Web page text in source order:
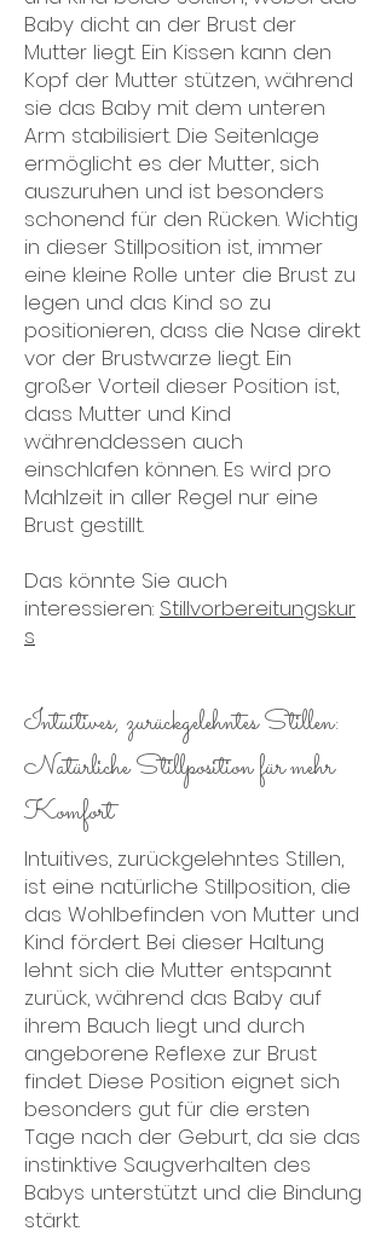
Baby dicht an der Brust der
Mutter liegt. Ein Kissen kann den
Kopf der Mutter stützen, während
sie das Baby mit dem unteren
Arm stabilisiert. Die Seitenlage
ermöglicht es der Mutter, sich
auszuruhen und ist besonders
schonend für den Rücken. Wichtig
in dieser Stillposition ist, immer
eine kleine Rolle unter die Brust zu
legen und das Kind so zu
positionieren, dass die Nase direkt
vor der Brustwarze liegt. Ein
großer Vorteil dieser Position ist,
dass Mutter und Kind
währenddessen auch
einschlafen können. Es wird pro
Mahlzeit in aller Regel nur eine
Brust gestillt.
Das könnte Sie auch
interessieren: Stillvorbereitungskur
s
Intuitives, zurückgelehntes Stillen:
Natürliche Stillposition für mehr
Komfort
Intuitives, zurückgelehntes Stillen,
ist eine natürliche Stillposition, die
das Wohlbefinden von Mutter und
Kind fördert. Bei dieser Haltung
lehnt sich die Mutter entspannt
zurück, während das Baby auf
ihrem Bauch liegt und durch
angeborene Reflexe zur Brust
findet. Diese Position eignet sich
besonders gut für die ersten
Tage nach der Geburt, da sie das
instinktive Saugverhalten des
Babys unterstützt und die Bindung
stärkt.